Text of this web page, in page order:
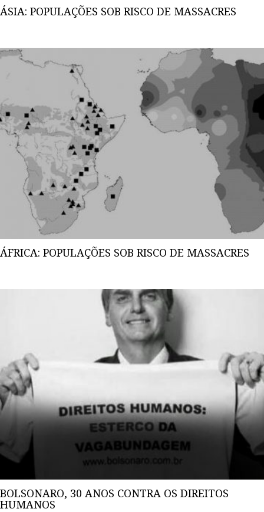
ÁSIA: POPULAÇÕES SOB RISCO DE MASSACRES
ÁFRICA: POPULAÇÕES SOB RISCO DE MASSACRES
BOLSONARO, 30 ANOS CONTRA OS DIREITOS
HUMANOS